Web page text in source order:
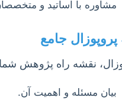
مشاوره با اساتید و
پروپوزال جامع
نقشه راه پژوهش
بیان مسئله و اهمیت آن.